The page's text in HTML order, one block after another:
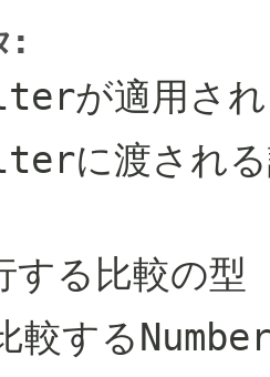
:
が適用さ
に渡され
する比較の型
較する